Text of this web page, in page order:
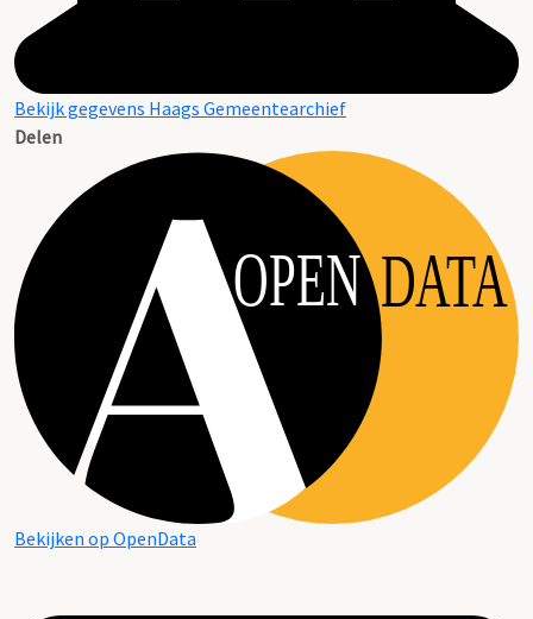
Bekijk gegevens Haags Gemeentearchief
Delen
OPEN DATA
Bekijken op OpenData